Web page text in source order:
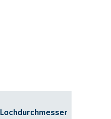
Lochdurchmesser